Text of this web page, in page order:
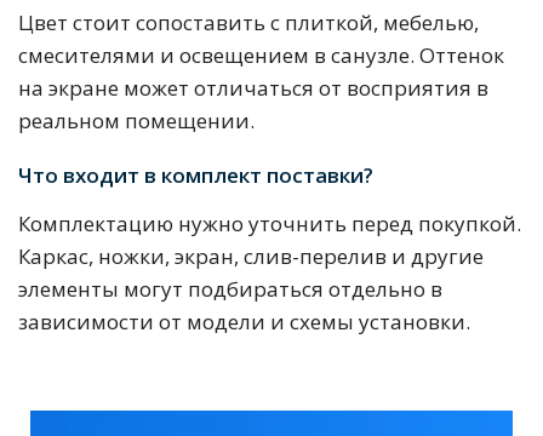
Цвет стоит сопоставить с плиткой, мебелью,
смесителями и освещением в санузле. Оттенок
на экране может отличаться от восприятия в
реальном помещении.
Что входит в комплект поставки?
Комплектацию нужно уточнить перед покупкой.
Каркас, ножки, экран, слив-перелив и другие
элементы могут подбираться отдельно в
зависимости от модели и схемы установки.